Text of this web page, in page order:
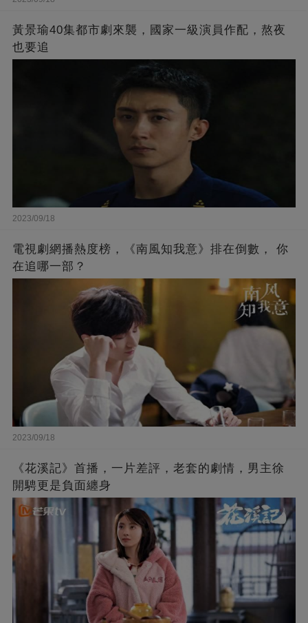
黃景瑜40集都市劇來襲，國家一級演員作配，熬夜
也要追
2023/09/18
電視劇網播熱度榜，《南風知我意》排在倒數， 你
在追哪一部？
2023/09/18
《花溪記》首播，一片差評，老套的劇情，男主徐
開騁更是負面纏身